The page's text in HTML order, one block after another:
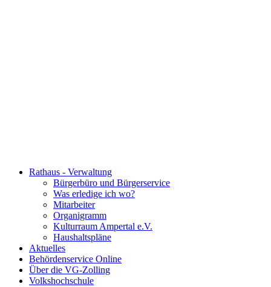
Rathaus - Verwaltung
Bürgerbüro und Bürgerservice
Was erledige ich wo?
Mitarbeiter
Organigramm
Kulturraum Ampertal e.V.
Haushaltspläne
Aktuelles
Behördenservice Online
Über die VG-Zolling
Volkshochschule